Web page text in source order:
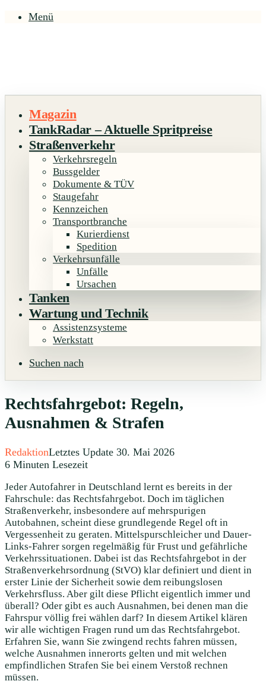
Menü
Magazin
TankRadar – Aktuelle Spritpreise
Straßenverkehr
Verkehrsregeln
Bussgelder
Dokumente & TÜV
Staugefahr
Kennzeichen
Transportbranche
Kurierdienst
Spedition
Verkehrsunfälle
Unfälle
Ursachen
Tanken
Wartung und Technik
Assistenzsysteme
Werkstatt
Suchen nach
Rechtsfahrgebot: Regeln,
Ausnahmen & Strafen
RedaktionLetztes Update 30. Mai 2026
6 Minuten Lesezeit
Jeder Autofahrer in Deutschland lernt es bereits in der
Fahrschule: das Rechtsfahrgebot. Doch im täglichen
Straßenverkehr, insbesondere auf mehrspurigen
Autobahnen, scheint diese grundlegende Regel oft in
Vergessenheit zu geraten. Mittelspurschleicher und Dauer-
Links-Fahrer sorgen regelmäßig für Frust und gefährliche
Verkehrssituationen. Dabei ist das Rechtsfahrgebot in der
Straßenverkehrsordnung (StVO) klar definiert und dient in
erster Linie der Sicherheit sowie dem reibungslosen
Verkehrsfluss. Aber gilt diese Pflicht eigentlich immer und
überall? Oder gibt es auch Ausnahmen, bei denen man die
Fahrspur völlig frei wählen darf? In diesem Artikel klären
wir alle wichtigen Fragen rund um das Rechtsfahrgebot.
Erfahren Sie, wann Sie zwingend rechts fahren müssen,
welche Ausnahmen innerorts gelten und mit welchen
empfindlichen Strafen Sie bei einem Verstoß rechnen
müssen.